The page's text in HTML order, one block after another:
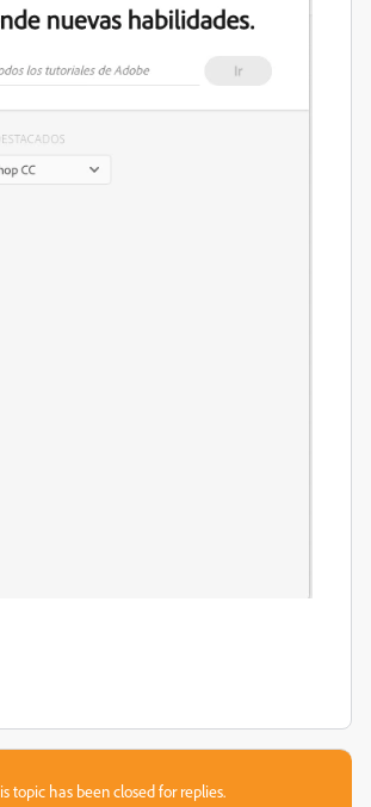
topic has been closed for replies.